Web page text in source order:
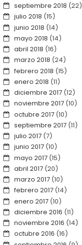
septiembre 2018 (22)
julio 2018 (15)
junio 2018 (14)
mayo 2018 (14)
abril 2018 (16)
marzo 2018 (24)
febrero 2018 (15)
enero 2018 (11)
diciembre 2017(12)
noviembre 2017(10)
octubre 2017(10)
septiembre 2017(11)
julio 2017(7)
junio 2017(10)
mayo 2017(15)
abril 2017(20)
marzo 2017(10)
febrero 2017(14)
enero 2017(10)
diciembre 2016 (11)
noviembre 2016 (14)
octubre 2016 (16)